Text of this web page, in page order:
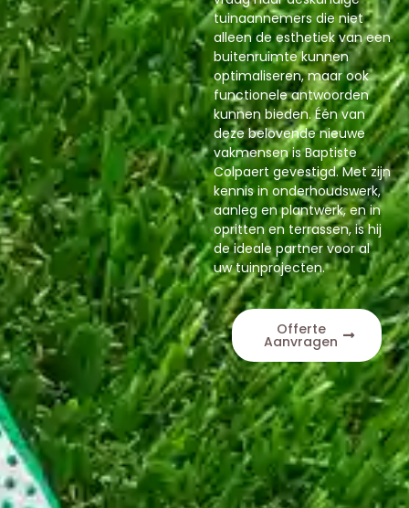
tuinaannemers die niet
alleen de esthetiek van een
buitenruimte kunnen
optimaliseren, maar ook
functionele antwoorden
kunnen bieden. Één van
deze belovende nieuwe
vakmensen is Baptiste
Colpaert gevestigd. Met zijn
kennis in onderhoudswerk,
aanleg en plantwerk, en in
opritten en terrassen, is hij
de ideale partner voor al
uw tuinprojecten.
Offerte
Aanvragen